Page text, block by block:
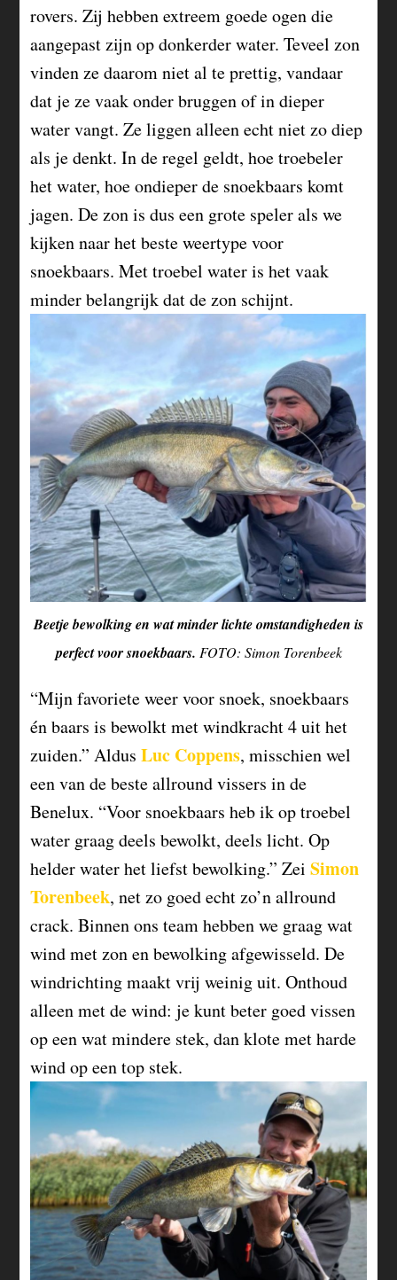
rovers. Zij hebben extreem goede ogen die
aangepast zijn op donkerder water. Teveel zon
vinden ze daarom niet al te prettig, vandaar
dat je ze vaak onder bruggen of in dieper
water vangt. Ze liggen alleen echt niet zo diep
als je denkt. In de regel geldt, hoe troebeler
het water, hoe ondieper de snoekbaars komt
jagen. De zon is dus een grote speler als we
kijken naar het beste weertype voor
snoekbaars. Met troebel water is het vaak
minder belangrijk dat de zon schijnt.
Beetje bewolking en wat minder lichte omstandigheden is
perfect voor snoekbaars. FOTO: Simon Torenbeek
“Mijn favoriete weer voor snoek, snoekbaars
én baars is bewolkt met windkracht 4 uit het
zuiden.” AldusLuc Coppens, misschien wel
een van de beste allround vissers in de
Benelux. “Voor snoekbaars heb ik op troebel
water graag deels bewolkt, deels licht. Op
helder water het liefst bewolking.” ZeiSimon
Torenbeek, net zo goed echt zo’n allround
crack. Binnen ons team hebben we graag wat
wind met zon en bewolking afgewisseld. De
windrichting maakt vrij weinig uit. Onthoud
alleen met de wind: je kunt beter goed vissen
op een wat mindere stek, dan klote met harde
wind op een top stek.